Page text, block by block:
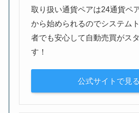
取り扱い通貨ペアは24通貨ペ
から始められるのでシステム
者でも安心して自動売買がス
す！
公式サイトで見る